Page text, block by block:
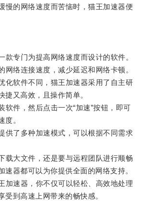
的网络速度而苦恼时，猫王加速器便
专门为提高网络速度而设计的软件。
络连接速度，减少延迟和网络卡顿。
软件不同，猫王加速器采用了自主研
捷又高效，且操作简单。
件，然后点击一次“加速”按钮，即可
度。
了多种加速模式，可以根据不同需求
大文件，还是要与远程团队进行顺畅
速器都可以为你提供全面的网络支持。
速器，你不仅可以轻松、高效地处理
受到高速上网带来的畅快感。